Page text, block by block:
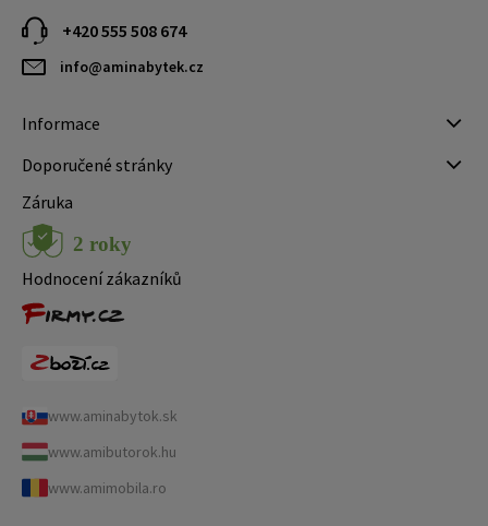
+420 555 508 674
info@aminabytek.cz
Informace
Doporučené stránky
Záruka
Hodnocení zákazníků
www.aminabytok.sk
www.amibutorok.hu
www.amimobila.ro